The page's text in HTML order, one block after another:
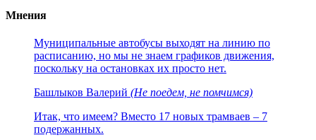
Мнения
Муниципальные автобусы выходят на линию по
расписанию, но мы не знаем графиков движения,
поскольку на остановках их просто нет.
Башлыков Валерий (Не поедем, не помчимся)
Итак, что имеем? Вместо 17 новых трамваев – 7
подержанных.